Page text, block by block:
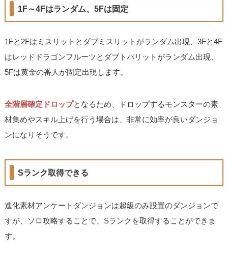
1F～4Fはランダム、5Fは固定
1Fと2Fはミスリットとダブミスリットがランダム出現、3Fと4F
はレッドドラゴンフルーツとダブトパリットがランダム出現、
5Fは黄金の番人が固定出現します。
全階層確定ドロップとなるため、ドロップするモンスターの素
材集めやスキル上げを行う場合は、非常に効率が良いダンジョ
ンになりそうです。
Sランク取得できる
進化素材アンケートダンジョンは超級のみ設置のダンジョンで
すが、ソロ攻略することで、Sランクを取得することができま
す。